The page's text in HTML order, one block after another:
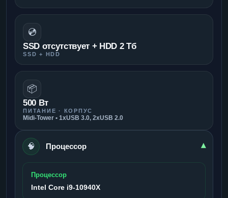
💿
SSD отсутствует + HDD 2 Тб
SSD + HDD
📦
500 Вт
ПИТАНИЕ · КОРПУС
Midi-Tower • 1xUSB 3.0, 2xUSB 2.0
🧠 Процессор ▾
Процессор
Intel Core i9-10940X